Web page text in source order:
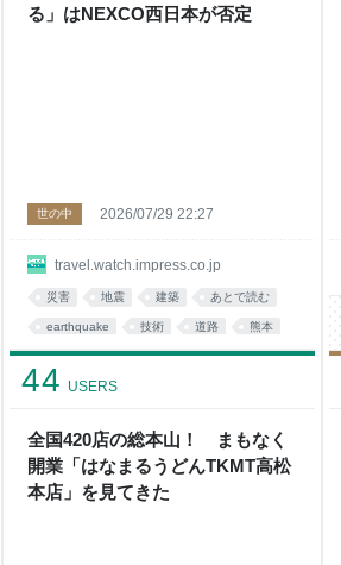
る」はNEXCO西日本が否定
travel.watch.impress.co.jp
世の中 2026/07/29 22:27
災害 地震 建築 あとで読む
earthquake 技術 道路 熊本
設計 ネット
全国420店の総本山！ まもなく
開業「はなまるうどんTKMT高松
本店」を見てきた
44 USERS